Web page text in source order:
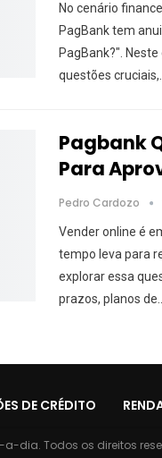
No cenário
PagBank tem
PagBank?".
questões cruciais,
Pagbank
Para
Pedro Cardozo
Vender online é
tempo leva para
explorar essa
prazos, planos de
DE CRÉDITO
dia. Todos os direitos